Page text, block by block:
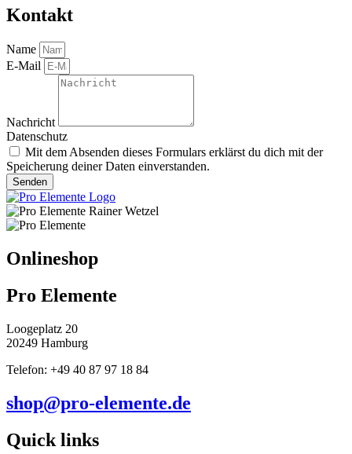
Kontakt
Name
E-Mail
Nachricht
Datenschutz
Mit dem Absenden dieses Formulars erklärst du dich mit der
Speicherung deiner Daten einverstanden.
Senden
Onlineshop
Pro Elemente
Loogeplatz 20
20249 Hamburg
Telefon: +49 40 87 97 18 84
shop@pro-elemente.de
Quick links